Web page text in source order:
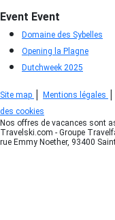
Event Event
Domaine des Sybelles
Opening la Plagne
Dutchweek 2025
Site map | Mentions légales |
des cookies
Nos offres de vacances sont
Travelski.com - Groupe
rue Emmy Noether, 93400